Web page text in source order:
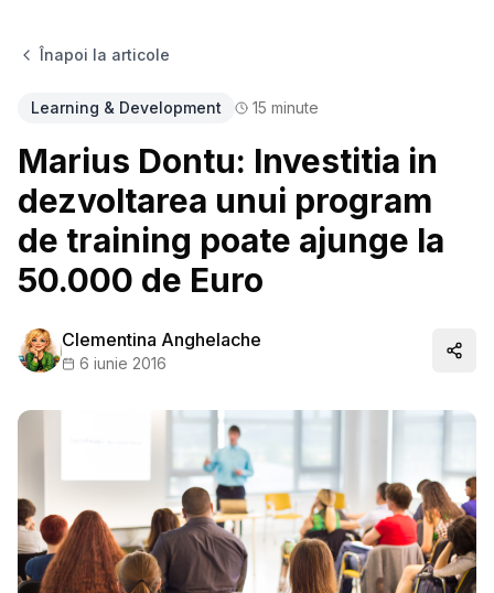
Înapoi la articole
Learning & Development 15 minute
Marius Dontu: Investitia in
dezvoltarea unui program
de training poate ajunge la
50.000 de Euro
Clementina Anghelache
6 iunie 2016